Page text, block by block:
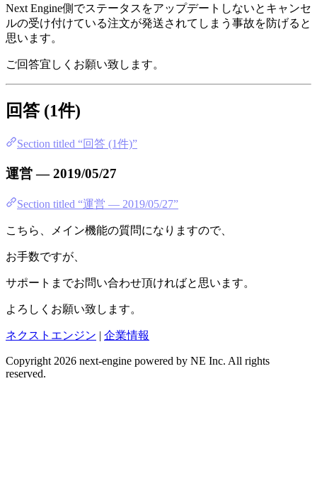
Next Engine側でステータスをアップデートしないとキャンセ
ルの受け付けている注文が発送されてしまう事故を防げると
思います。
ご回答宜しくお願い致します。
回答 (1件)
Section titled “回答 (1件)”
運営 — 2019/05/27
Section titled “運営 — 2019/05/27”
こちら、メイン機能の質問になりますので、
お手数ですが、
サポートまでお問い合わせ頂ければと思います。
よろしくお願い致します。
ネクストエンジン | 企業情報
Copyright 2026 next-engine powered by NE Inc. All rights
reserved.